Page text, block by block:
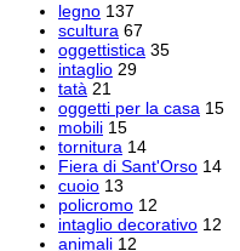
legno 137
scultura 67
oggettistica 35
intaglio 29
tatà 21
oggetti per la casa 15
mobili 15
tornitura 14
Fiera di Sant'Orso 14
cuoio 13
policromo 12
intaglio decorativo 12
animali 12